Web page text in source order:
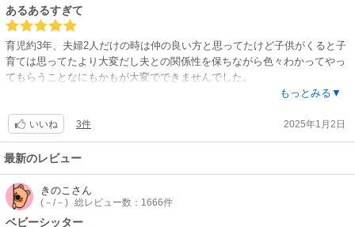
でもこの漫画の認識が広まって欲しいのでアニメやドラマになればいいな
と期待してます。
あるあるすぎて
育児約3年、夫婦2人だけの時は仲の良い方と思ってたけど子供がくると子
育ては思ってたより大変だし夫との関係性を保ちながら色々わかってやっ
てもらうことなにもかもが大変でできませんでした。
泣いていたあの時もあの時も柏木くんがいてくれたらなあ〜と思いながら
しみです。
もっとみる▼
いいね 3件 2025年1月2日
最新のレビュー
きのこ さん
(－/－) 総レビュー数：1666件
ベビーシッター